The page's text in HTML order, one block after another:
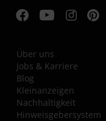
Über uns
Jobs & Karriere
Blog
Kleinanzeigen
Nachhaltigkeit
Hinweisgebersystem